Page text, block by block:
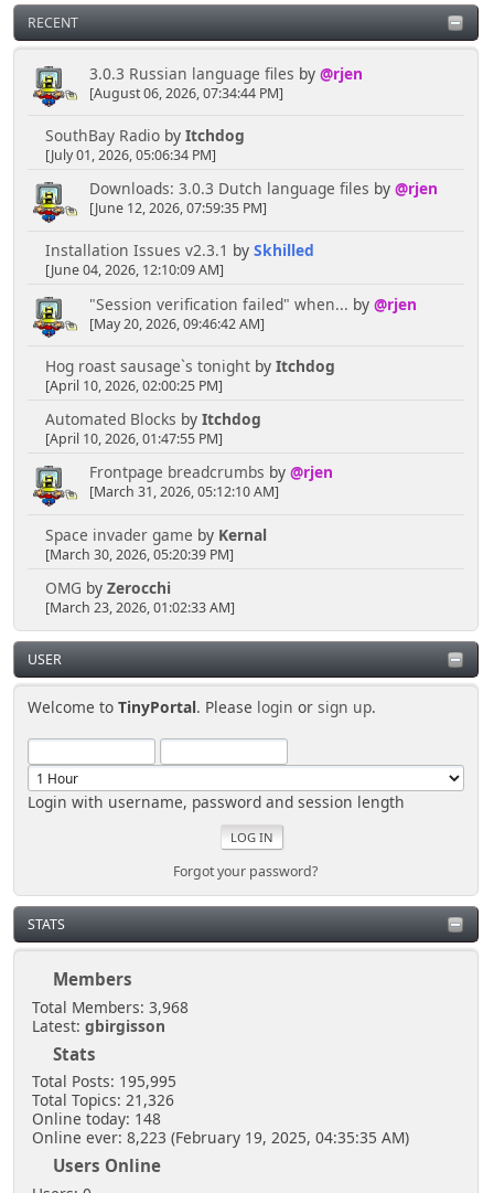
RECENT
3.0.3 Russian language files by @rjen
[August 06, 2026, 07:34:44 PM]
SouthBay Radioby Itchdog
[July 01, 2026, 05:06:34 PM]
Downloads: 3.0.3 Dutch language files by @rjen
[June 12, 2026, 07:59:35 PM]
Installation Issues v2.3.1 by Skhilled
[June 04, 2026, 12:10:09 AM]
"Session verification failed" when... by @rjen
[May 20, 2026, 09:46:42 AM]
Hog roast sausage`s tonightby Itchdog
[April 10, 2026, 02:00:25 PM]
Automated Blocks by Itchdog
[April 10, 2026, 01:47:55 PM]
Frontpage breadcrumbs by @rjen
[March 31, 2026, 05:12:10 AM]
Space invader game by Kernal
[March 30, 2026, 05:20:39 PM]
OMG by Zerocchi
[March 23, 2026, 01:02:33 AM]
USER
Welcome toTinyPortal. Please login orsign up.
Login with username, password and session length
Forgot your password?
STATS
Members
Total Members: 3,968
Latest: gbirgisson
Stats
Total Posts: 195,995
Total Topics: 21,326
Online today: 148
Online ever: 8,223 (February 19, 2025, 04:35:35 AM)
Users Online